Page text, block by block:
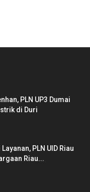
PLN UP3 Dumai
di Duri
PLN UID Riau
Riau...